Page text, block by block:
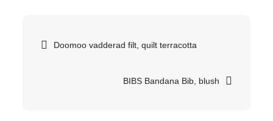
Inläggsnavigering
Doomoo vadderad filt, quilt terracotta
BIBS Bandana Bib, blush